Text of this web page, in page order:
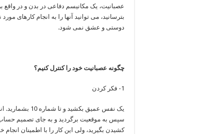
عصبانیت، یک مکانیسم دفاعی در بدن و در واقع
بترسانید، می توانید آنها را به انجام کارهای
دوستی و عشق نمی شود.
چگونه عصبانیت خود را کنترل کنیم؟
1- فکر کردن
یک نفس عمیق
سپس به موقعیت برگردید و به جای تصمیم
کشیدن بگیرید، ولی این کار را با اطمینان انجام